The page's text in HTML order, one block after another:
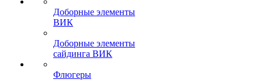
Доборные элементы
ВИК
Доборные элементы
сайдинга ВИК
Флюгеры